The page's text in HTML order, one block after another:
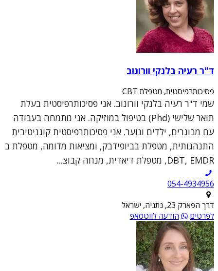
ד"ר רעיה בלנקי וורונוב
פסיכותרפיסטית, מטפלת CBT
שמי ד"ר רעיה בלנקי וורונוב. אני פסיכותרפיסטית בעלת
תואר שלישי (Phd) בטיפול במוזיקה. אני מתמחה בעבודה
עם מבוגרים, ילדים ונוער. אני פסיכותרפיסטית קוגניטיבית
התנהגותית, מטפלת בביופידבק, ומציאות מדומה, מטפלת ב
DBT, EMDR, מטפלת דיאדית, מנחה קבוצ...
054-4934956
דרך הפארק 23, נתניה, ישראל
לפרטים
הודעה לווטסאפ